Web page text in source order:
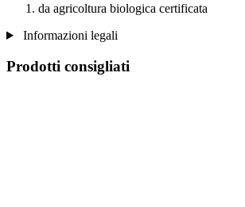
da agricoltura biologica certificata
Informazioni legali
Prodotti consigliati